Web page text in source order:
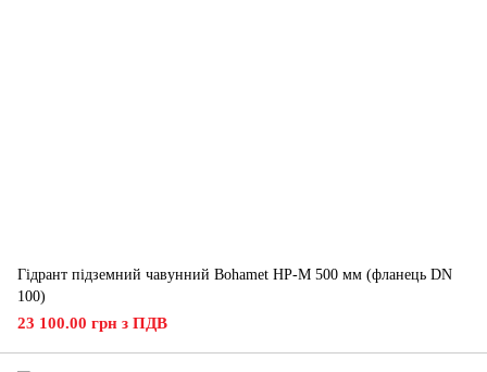
Гідрант підземний чавунний Bohamet HP-M 500 мм (фланець DN
100)
23 100.00 грн з ПДВ